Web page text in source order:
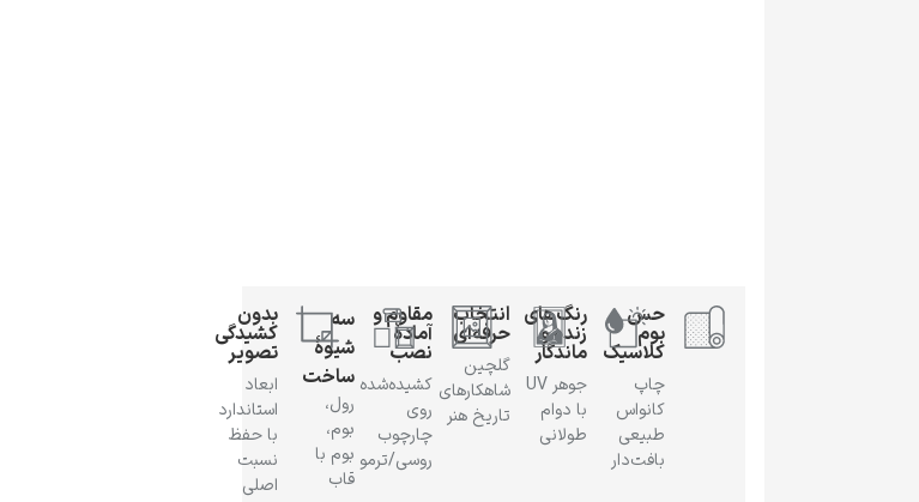
حس
بوم
کلاسیک
چاپ
کانواس
طبیعی
بافت‌دار
رنگ‌های
زنده و
ماندگار
جوهر UV
با دوام
طولانی
انتخاب
حرفه‌ای
گلچین
شاهکارهای
تاریخ هنر
مقاوم و
آمادهٔ
نصب
کشیده‌شده
روی
چارچوب
روسی/ترمو
سه
شیوهٔ
ساخت
رول،
بوم،
بوم با
قاب
بدون
کشیدگی
تصویر
ابعاد
استاندارد
با حفظ
نسبت
اصلی